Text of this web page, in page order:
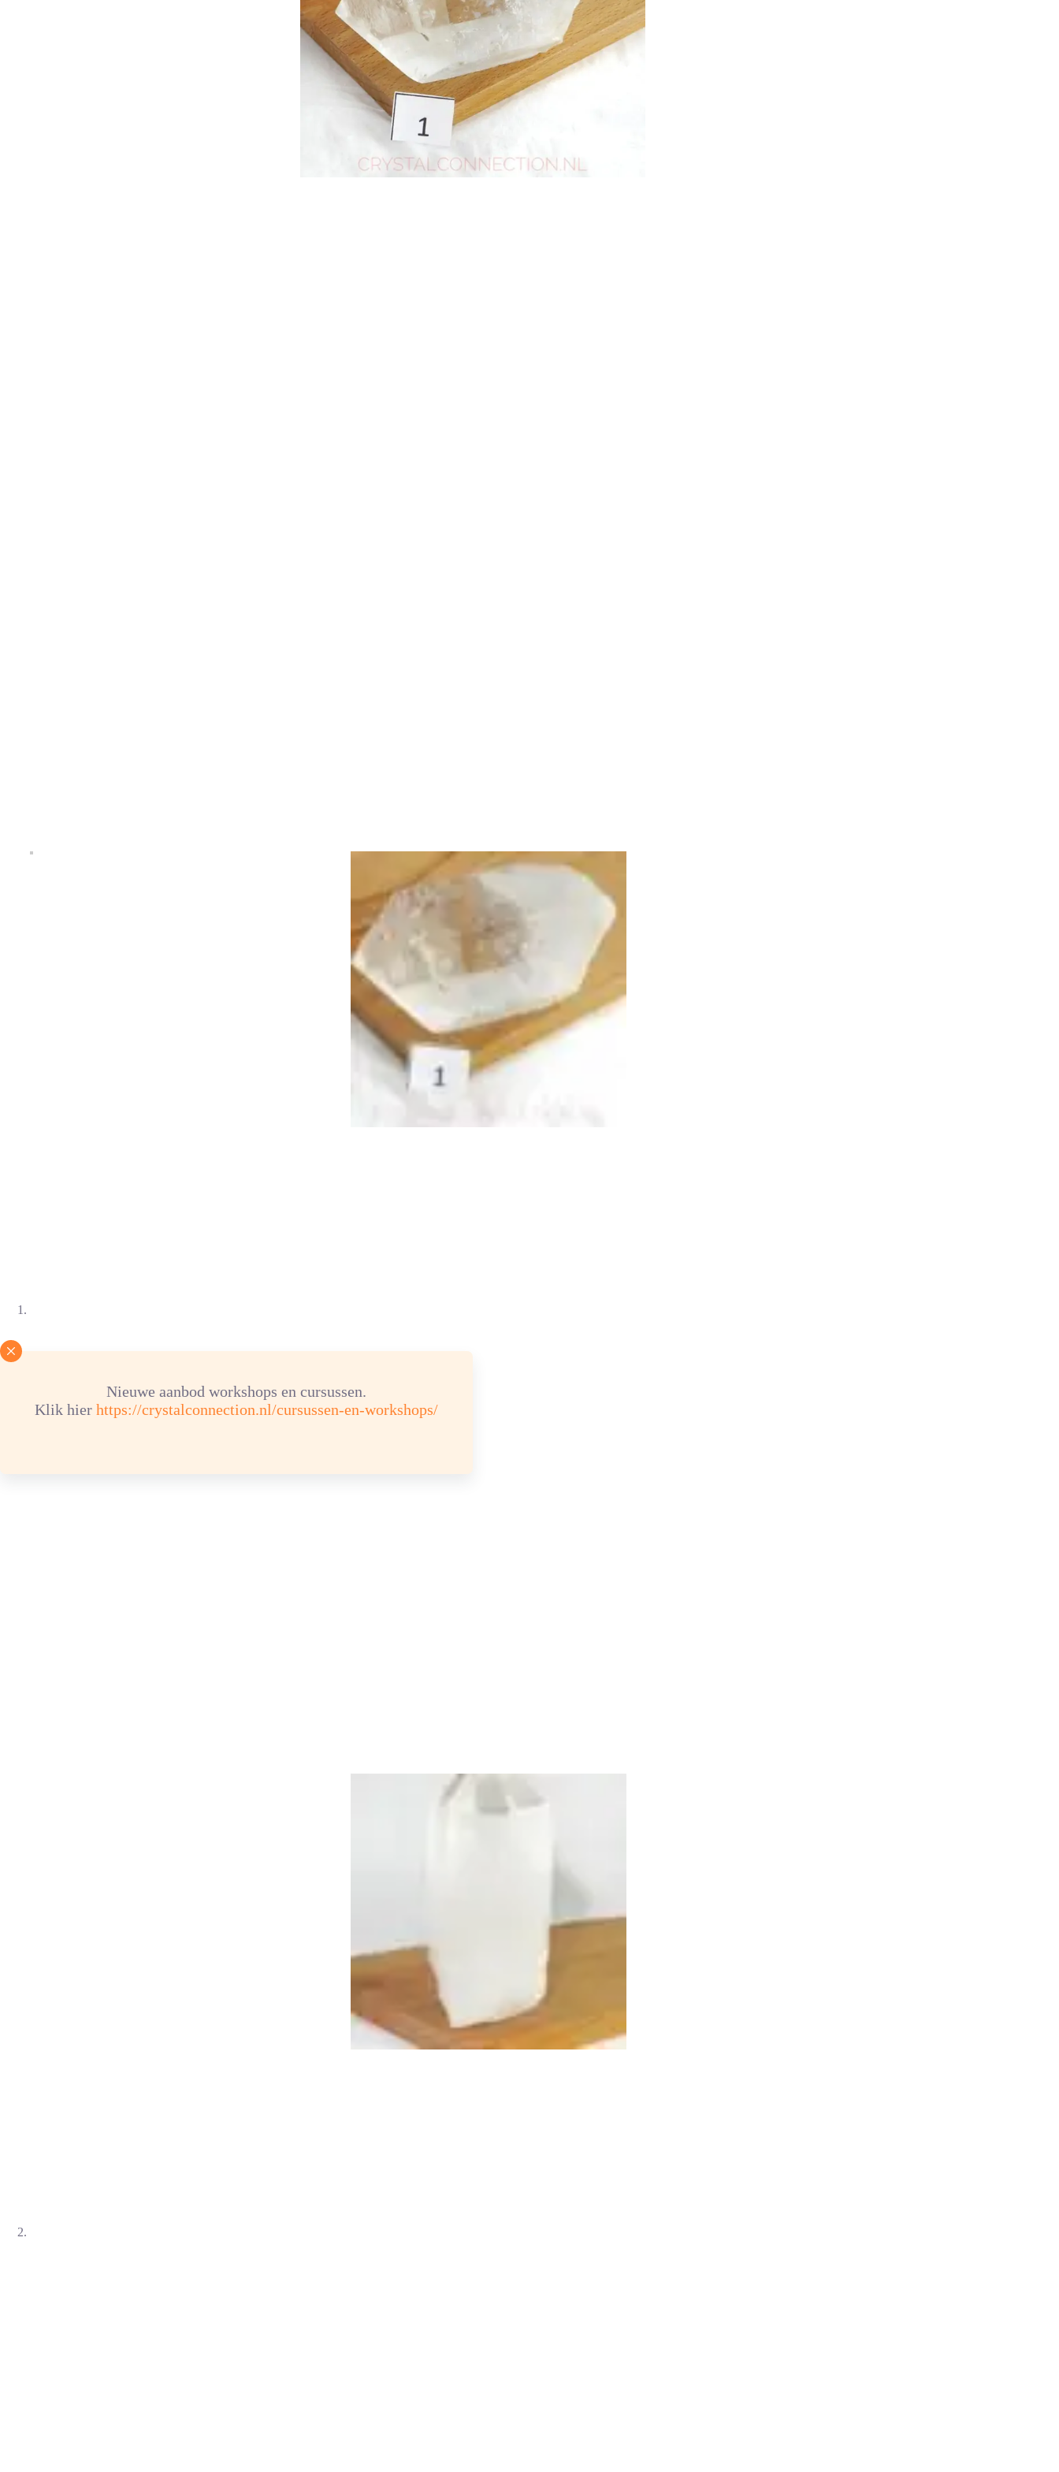
Nieuwe aanbod workshops en cursussen.
Klik hier https://crystalconnection.nl/cursussen-en-workshops/